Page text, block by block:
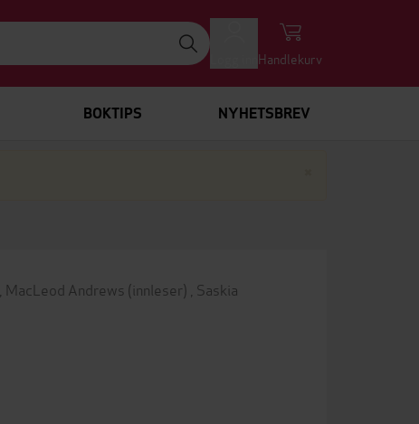
Handlekurv
BOKTIPS NYHETSBREV
MacLeod Andrews (innleser) Saskia